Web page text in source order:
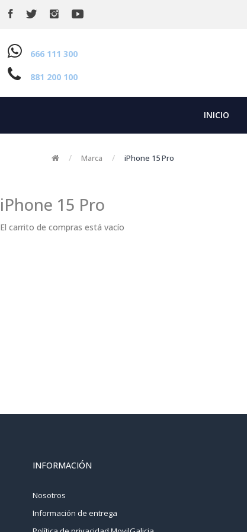
666 111 300
881 200 100
INICIO
Marca iPhone 15 Pro
iPhone 15 Pro
El carrito de compras está vacío
INFORMACIÓN
Nosotros
Información de entrega